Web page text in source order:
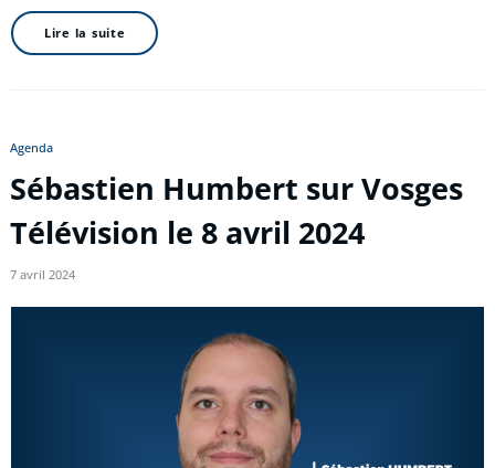
Lire la suite
Agenda
Sébastien Humbert sur Vosges
Télévision le 8 avril 2024
7 avril 2024